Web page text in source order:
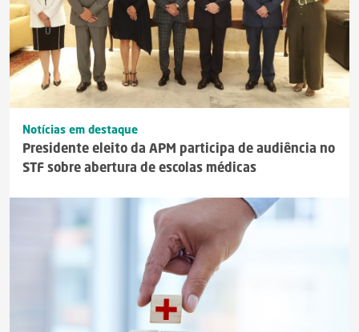
Notícias em destaque
Presidente eleito da APM participa de audiência no
STF sobre abertura de escolas médicas